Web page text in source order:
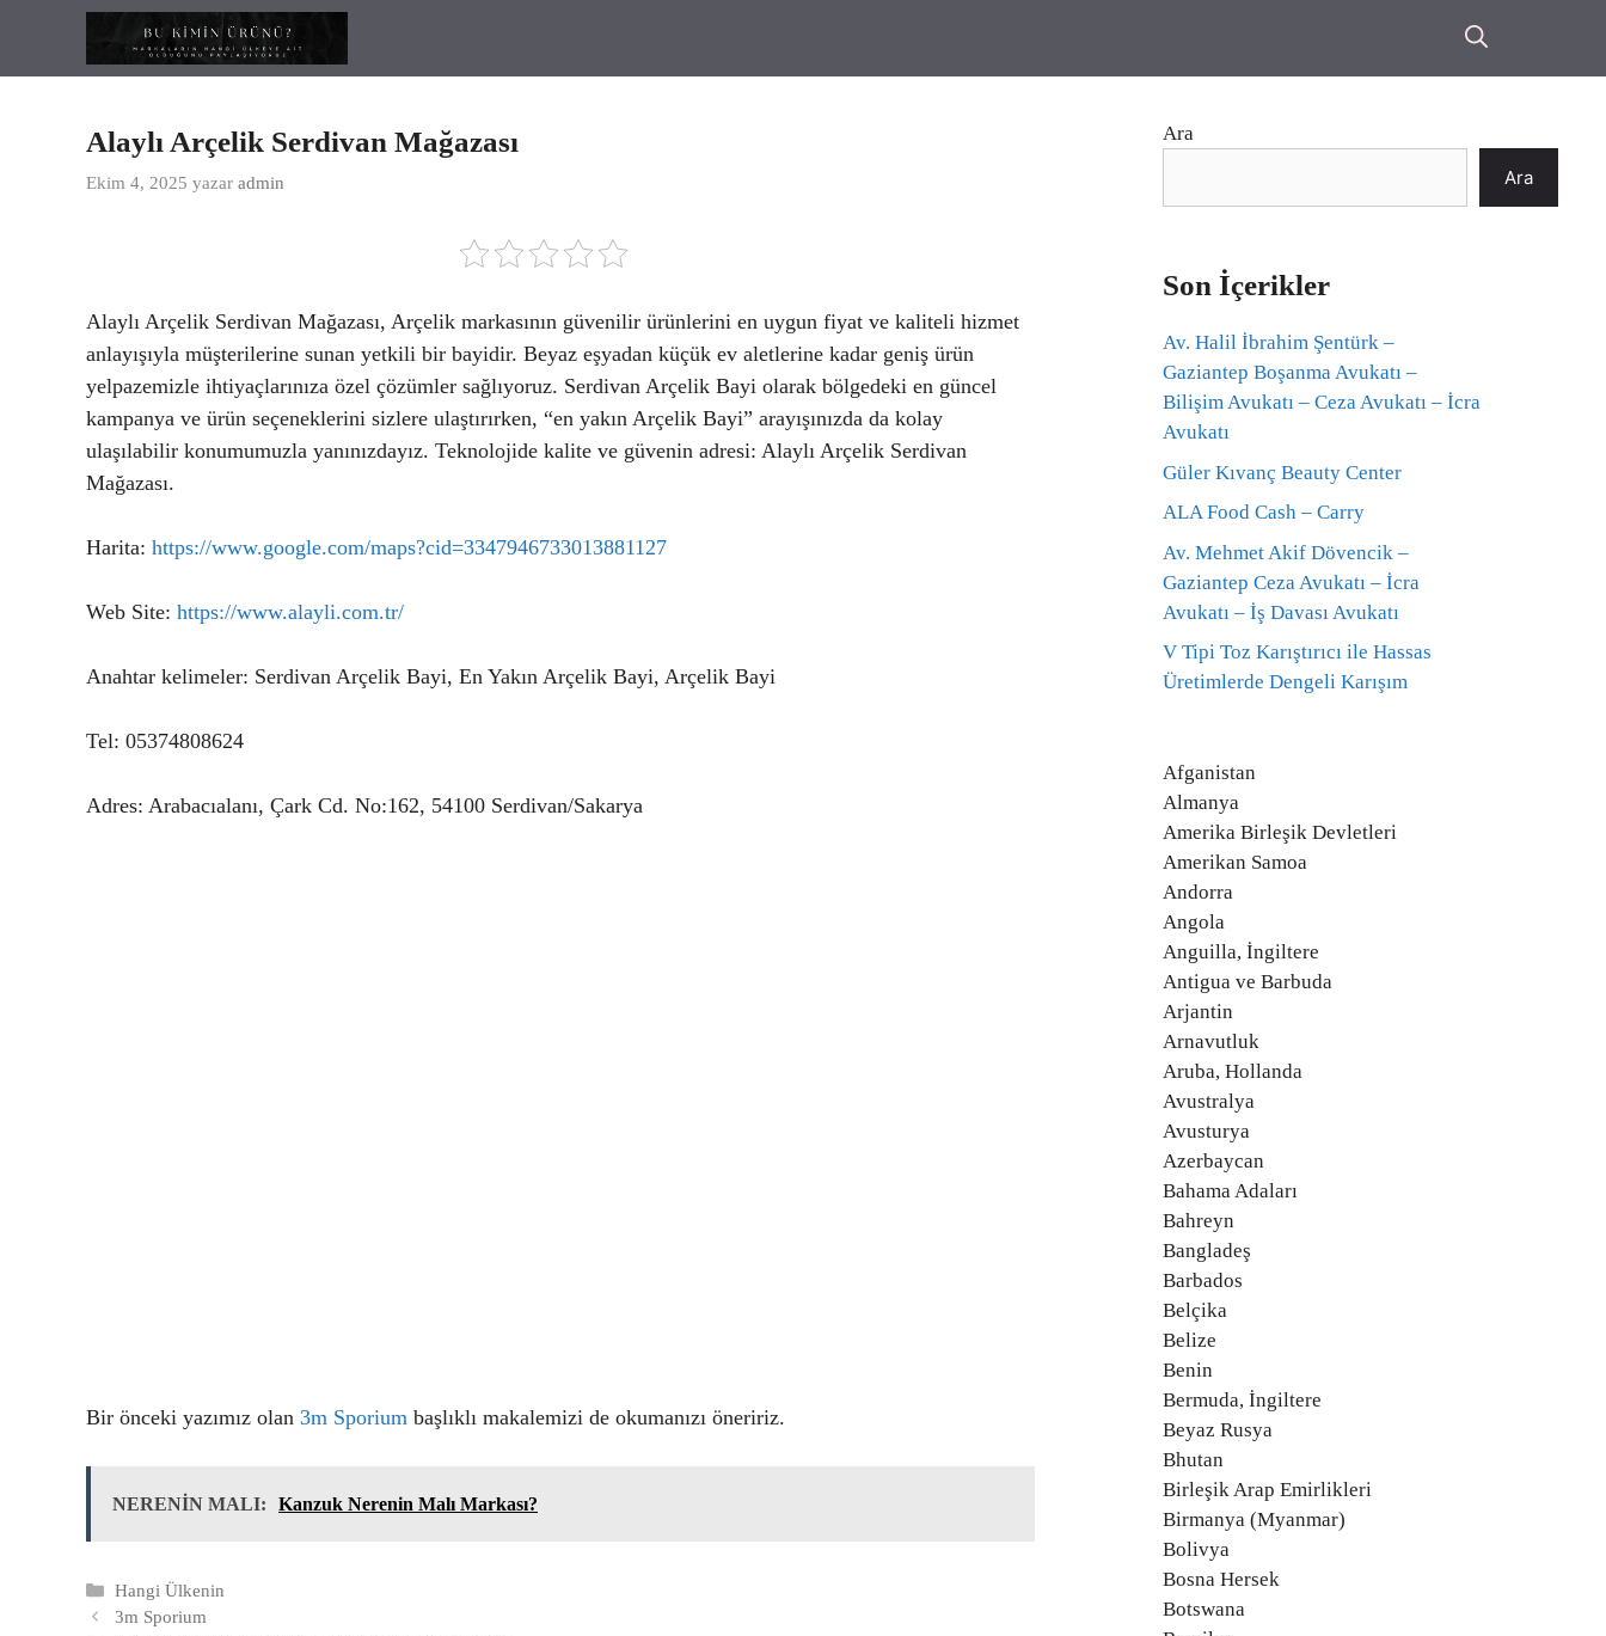
Alaylı Arçelik Serdivan Mağazası
Ekim 4, 2025 yazar admin
Alaylı Arçelik Serdivan Mağazası, Arçelik markasının güvenilir ürünlerini en uygun fiyat ve kaliteli hizmet
anlayışıyla müşterilerine sunan yetkili bir bayidir. Beyaz eşyadan küçük ev aletlerine kadar geniş ürün
yelpazemizle ihtiyaçlarınıza özel çözümler sağlıyoruz. Serdivan Arçelik Bayi olarak bölgedeki en güncel
kampanya ve ürün seçeneklerini sizlere ulaştırırken, “en yakın Arçelik Bayi” arayışınızda da kolay
ulaşılabilir konumumuzla yanınızdayız. Teknolojide kalite ve güvenin adresi: Alaylı Arçelik Serdivan
Mağazası.
Harita: https://www.google.com/maps?cid=3347946733013881127
Web Site: https://www.alayli.com.tr/
Anahtar kelimeler: Serdivan Arçelik Bayi, En Yakın Arçelik Bayi, Arçelik Bayi
Tel: 05374808624
Adres: Arabacıalanı, Çark Cd. No:162, 54100 Serdivan/Sakarya
Bir önceki yazımız olan 3m Sporium başlıklı makalemizi de okumanızı öneririz.
NERENİN MALI: Kanzuk Nerenin Malı Markası?
Kategoriler
Hangi Ülkenin
3m Sporium
Ara
Ara
Son İçerikler
Av. Halil İbrahim Şentürk –
Gaziantep Boşanma Avukatı –
Bilişim Avukatı – Ceza Avukatı – İcra
Avukatı
Güler Kıvanç Beauty Center
ALA Food Cash – Carry
Av. Mehmet Akif Dövencik –
Gaziantep Ceza Avukatı – İcra
Avukatı – İş Davası Avukatı
V Tipi Toz Karıştırıcı ile Hassas
Üretimlerde Dengeli Karışım
Afganistan
Almanya
Amerika Birleşik Devletleri
Amerikan Samoa
Andorra
Angola
Anguilla, İngiltere
Antigua ve Barbuda
Arjantin
Arnavutluk
Aruba, Hollanda
Avustralya
Avusturya
Azerbaycan
Bahama Adaları
Bahreyn
Bangladeş
Barbados
Belçika
Belize
Benin
Bermuda, İngiltere
Beyaz Rusya
Bhutan
Birleşik Arap Emirlikleri
Birmanya (Myanmar)
Bolivya
Bosna Hersek
Botswana